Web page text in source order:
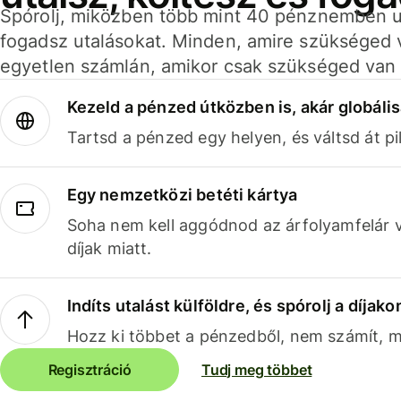
Spórolj, miközben több mint 40 pénznemben
fogadsz utalásokat. Minden, amire szükséged
egyetlen számlán, amikor csak szükséged van
Kezeld a pénzed útközben is, akár
Tartsd a pénzed egy helyen, és váltsd át
Egy nemzetközi betéti kártya
Soha nem kell aggódnod az árfolyamfelár
díjak miatt.
Indíts utalást külföldre, és spórolj a
Hozz ki többet a pénzedből, nem számít,
Regisztráció Tudj meg többet